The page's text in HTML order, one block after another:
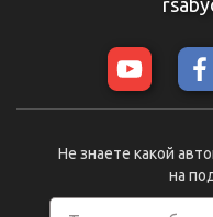
Не знаете какой
на